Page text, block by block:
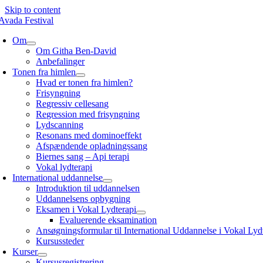
Skip to content
Om
Om Githa Ben-David
Anbefalinger
Tonen fra himlen
Hvad er tonen fra himlen?
Frisyngning
Regressiv cellesang
Regression med frisyngning
Lydscanning
Resonans med dominoeffekt
Afspændende opladningssang
Biernes sang – Api terapi
Vokal lydterapi
International uddannelse
Introduktion til uddannelsen
Uddannelsens opbygning
Eksamen i Vokal Lydterapi
Evaluerende eksamination
Ansøgningsformular til International Uddannelse i Vokal
Kursussteder
Kurser